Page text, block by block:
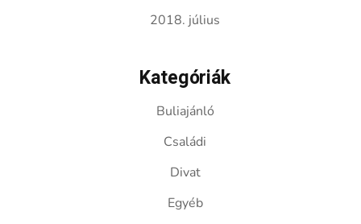
2018. július
Kategóriák
Buliajánló
Családi
Divat
Egyéb